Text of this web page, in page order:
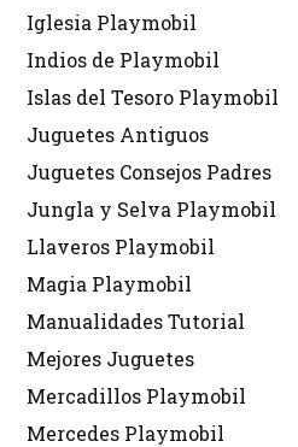
Iglesia Playmobil
Indios de Playmobil
Islas del Tesoro Playmobil
Juguetes Antiguos
Juguetes Consejos Padres
Jungla y Selva Playmobil
Llaveros Playmobil
Magia Playmobil
Manualidades Tutorial
Mejores Juguetes
Mercadillos Playmobil
Mercedes Playmobil